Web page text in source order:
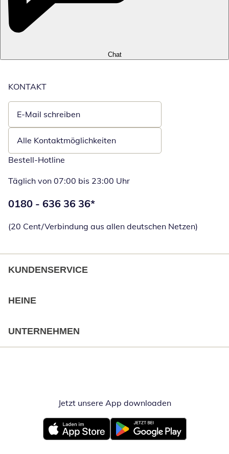
Chat
KONTAKT
E-Mail schreiben
Öffnet E-Mail-Client
Alle Kontaktmöglichkeiten
Bestell-Hotline
Täglich von 07:00 bis 23:00 Uhr
Telefonnummer:
0180 - 636 36 36*
(20 Cent/Verbindung aus allen deutschen Netzen)
KUNDENSERVICE
HEINE
UNTERNEHMEN
Jetzt unsere App downloadenÖffnet in
Öffnet in neuem FensterÖffnet in neuem Fenster